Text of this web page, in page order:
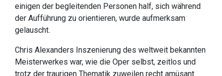
einigen der begleitenden Personen half, sich während
der Aufführung zu orientieren, wurde aufmerksam
gelauscht.
Chris Alexanders Inszenierung des weltweit bekannten
Meisterwerkes war, wie die Oper selbst, zeitlos und
trotz der traurigen Thematik zuweilen recht amüsant.